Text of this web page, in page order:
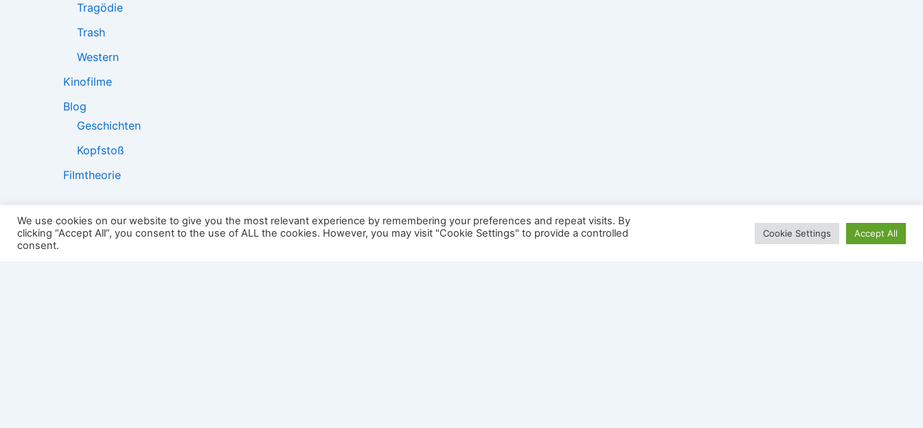
Tragödie
Trash
Western
Kinofilme
Blog
Geschichten
Kopfstoß
Filmtheorie
2501:
We use cookies on our website to give you the most relevant experience by remembering your preferences and repeat visits. By
clicking “Accept All”, you consent to the use of ALL the cookies. However, you may visit "Cookie Settings" to provide a controlled
consent.
Cookie Settings Accept All